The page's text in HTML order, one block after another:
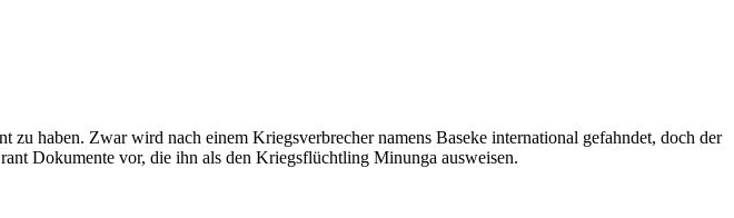
haben. Zwar wird nach einem Kriegsverbrecher namens Baseke international gefahndet, doch der
Dokumente vor, die ihn als den Kriegsflüchtling Minunga ausweisen.